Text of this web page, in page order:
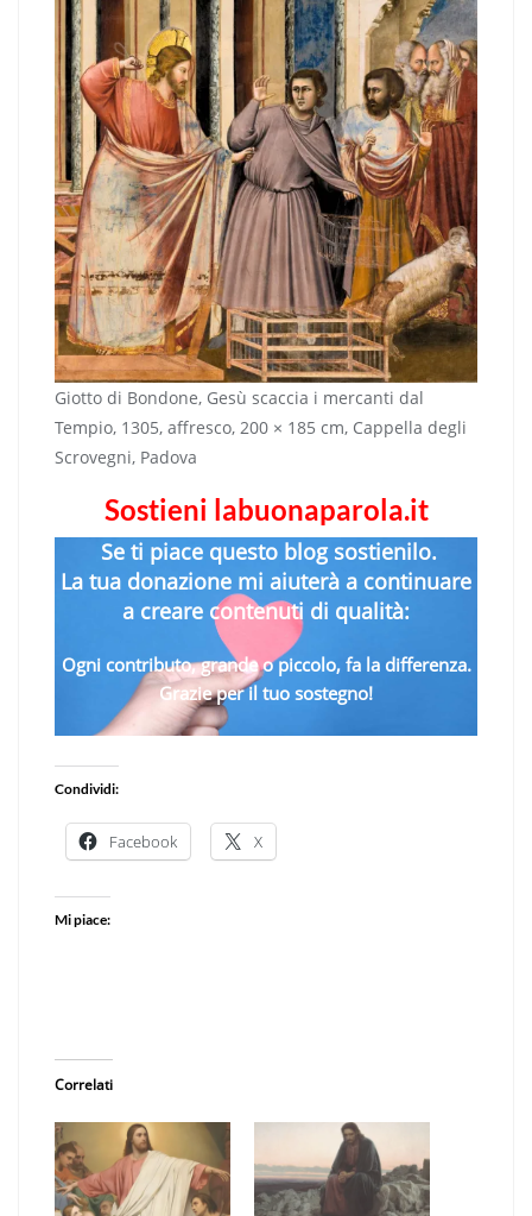
Giotto di Bondone, Gesù scaccia i mercanti dal
Tempio, 1305, affresco, 200 × 185 cm, Cappella degli
Scrovegni, Padova
Sostieni labuonaparola.it
Se ti piace questo blog sostienilo.
La tua donazione mi aiuterà a continuare
a creare contenuti di qualità:
Ogni contributo, grande o piccolo, fa la differenza.
Grazie per il tuo sostegno!
Condividi:
Facebook X
Mi piace:
Correlati